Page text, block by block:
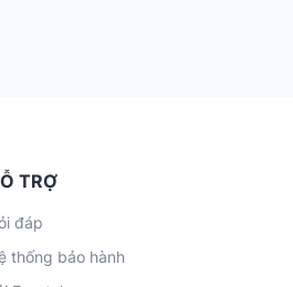
TRỢ
đáp
thống bảo hành